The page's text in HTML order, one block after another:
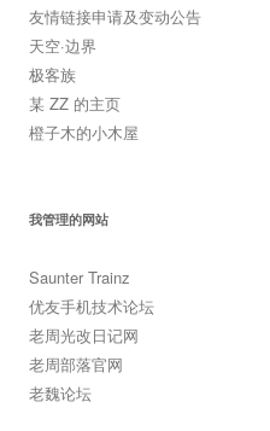
友情链接申请及变动公告
天空·边界
极客族
某 ZZ 的主页
橙子木的小木屋
我管理的网站
Saunter Trainz
优友手机技术论坛
老周光改日记网
老周部落官网
老魏论坛